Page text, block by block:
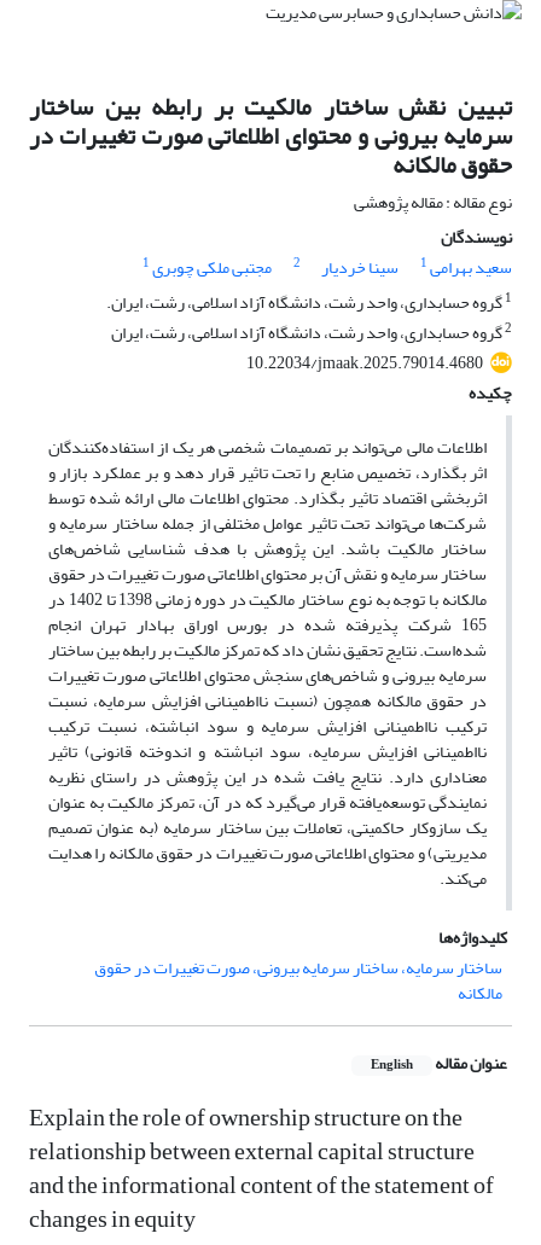
تبیین نقش ساختار مالکیت بر رابطه بین ساختار
سرمایه بیرونی و محتوای اطلاعاتی صورت تغییرات در
حقوق مالکانه
نوع مقاله : مقاله پژوهشی
نویسندگان
سعید بهرامی1 سینا خردیار 2 مجتبی ملکی چوبری1
1گروه حسابداری، واحد رشت، دانشگاه آزاد اسلامی، رشت، ایران.
2گروه حسابداری، واحد رشت، دانشگاه آزاد اسلامی، رشت، ایران
10.22034/jmaak.2025.79014.4680
چکیده
اطلاعات مالی می‌تواند بر تصمیمات شخصی هر یک از استفاده‌کنندگان
اثر بگذارد، تخصیص منابع را تحت تاثیر قرار دهد و بر عملکرد بازار و
اثربخشی اقتصاد تاثیر بگذارد. محتوای اطلاعات مالی ارائه شده توسط
شرکت‌ها می‌تواند تحت تاثیر عوامل مختلفی از جمله ساختار سرمایه و
ساختار مالکیت باشد. این پژوهش با هدف شناسایی شاخص‌های
ساختار سرمایه و نقش آن بر محتوای اطلاعاتی صورت تغییرات در حقوق
مالکانه با توجه به نوع ساختار مالکیت در دوره زمانی 1398 تا 1402 در
165 شرکت پذیرفته شده در بورس اوراق بهادار تهران انجام
شده‌است. نتایج تحقیق نشان داد که تمرکز مالکیت بر رابطه بین ساختار
سرمایه بیرونی و شاخص‌های سنجش محتوای اطلاعاتی صورت تغییرات
در حقوق مالکانه همچون (نسبت نااطمینانی افزایش سرمایه، نسبت
ترکیب نااطمینانی افزایش سرمایه و سود انباشته، نسبت ترکیب
نااطمینانی افزایش سرمایه، سود انباشته و اندوخته قانونی) تاثیر
معناداری دارد. نتایج یافت شده در این پژوهش در راستای نظریه
نمایندگی توسعه‌یافته قرار می‌گیرد که در آن، تمرکز مالکیت به عنوان
یک سازوکار حاکمیتی، تعاملات بین ساختار سرمایه (به عنوان تصمیم
مدیریتی) و محتوای اطلاعاتی صورت تغییرات در حقوق مالکانه را هدایت
می‌کند.
کلیدواژه‌ها
ساختار سرمایه، ساختار سرمایه بیرونی، صورت تغییرات در حقوق
مالکانه
عنوان مقاله English
Explain the role of ownership structure on the
relationship between external capital structure
and the informational content of the statement of
changes in equity